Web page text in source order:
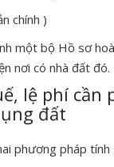
chính )
một bộ Hồ sơ
nơi có nhà đất đó.
lệ phí
đất
phương pháp tính